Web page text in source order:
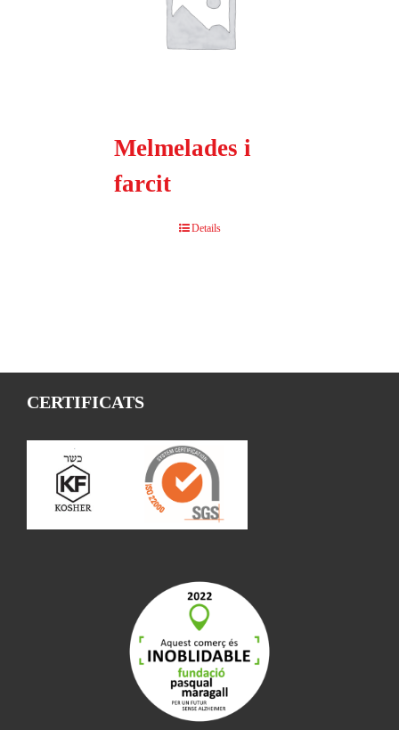
Melmelades i
farcit
Details
CERTIFICATS